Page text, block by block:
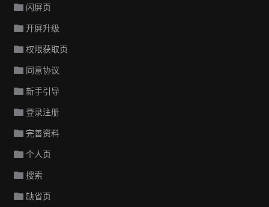
闪屏页
开屏升级
权限获取页
同意协议
新手引导
登录注册
完善资料
个人页
搜索
缺省页